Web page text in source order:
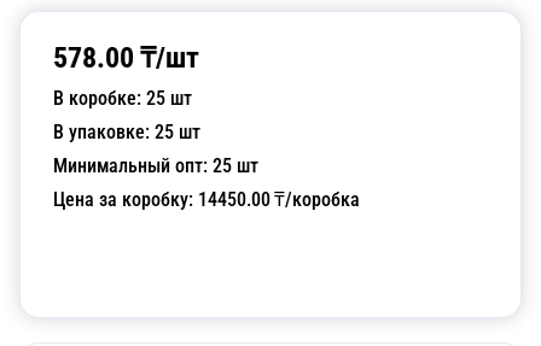
578.00 ₸/шт
В коробке: 25 шт
В упаковке: 25 шт
Минимальный опт: 25 шт
Цена за коробку: 14450.00₸/коробка